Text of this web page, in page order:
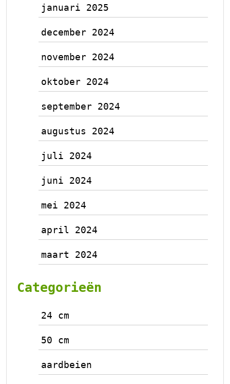
januari 2025
december 2024
november 2024
oktober 2024
september 2024
augustus 2024
juli 2024
juni 2024
mei 2024
april 2024
maart 2024
Categorieën
24 cm
50 cm
aardbeien